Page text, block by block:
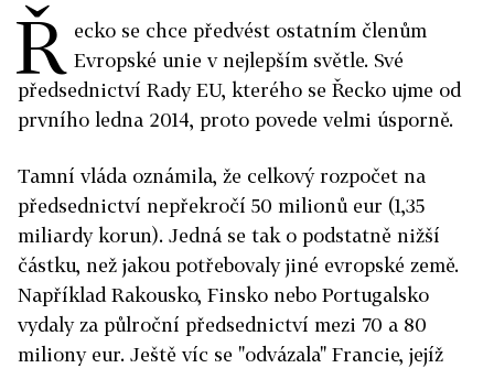
Ř ecko se chce předvést ostatním členům
Evropské unie v nejlepším světle. Své
předsednictví Rady EU, kterého se Řecko ujme od
prvního ledna 2014, proto povede velmi úsporně.
Tamní vláda oznámila, že celkový rozpočet na
předsednictví nepřekročí 50 milionů eur (1,35
miliardy korun). Jedná se tak o podstatně nižší
částku, než jakou potřebovaly jiné evropské země.
Například Rakousko, Finsko nebo Portugalsko
vydaly za půlroční předsednictví mezi 70 a 80
miliony eur. Ještě víc se "odvázala" Francie, jejíž